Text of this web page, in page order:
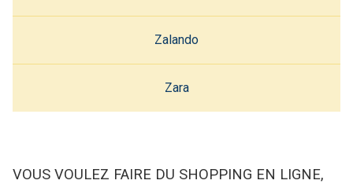
Zalando
Zara
VOUS VOULEZ FAIRE DU SHOPPING EN LIGNE,